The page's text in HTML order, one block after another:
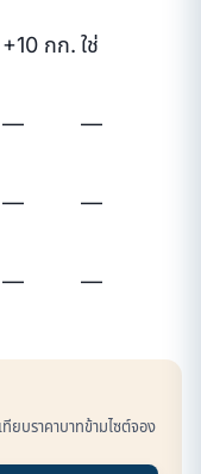
+10 กก. ใช่
— —
— —
— —
ยบราคาบาทข้ามไซต์จอง